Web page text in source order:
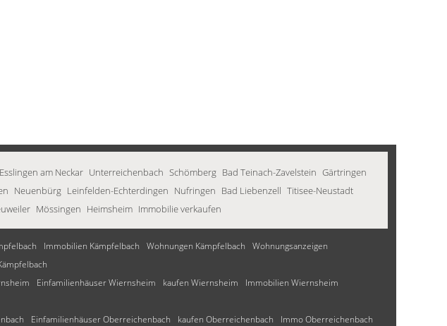
Esslingen am Neckar Unterreichenbach Schömberg Bad Teinach-Zavelstein Gärtringen
Neuenbürg Leinfelden-Echterdingen Nufringen Bad Liebenzell Titisee-Neustadt
Mössingen Heimsheim Immobilie verkaufen
Immobilien Kämpfelbach Wohnungen Kämpfelbach
Wohnungsanzeigen
Einfamilienhäuser Wiernsheim kaufen Wiernsheim
Immobilien Wiernsheim
Einfamilienhäuser Oberreichenbach kaufen Oberreichenbach
Immo Oberreichenbach